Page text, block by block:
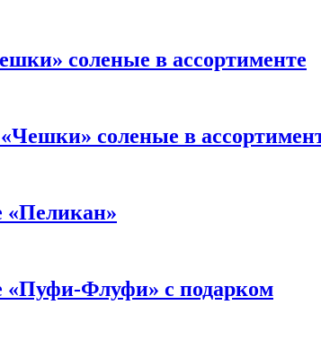
соленые в ассортименте
соленые в
«Пеликан»
«Пуфи-Флуфи» с подарком